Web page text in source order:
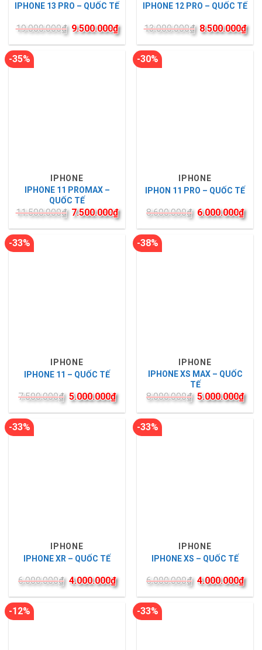
IPHONE 13 PRO – QUỐC TẾ
19.000.000₫ 9.500.000₫
IPHONE 12 PRO – QUỐC TẾ
13.000.000₫ 8.500.000₫
-35%
IPHONE
IPHONE 11 PROMAX –
QUỐC TẾ
11.500.000₫ 7.500.000₫
-30%
IPHONE
IPHON 11 PRO – QUỐC TẾ
8.600.000₫ 6.000.000₫
-33%
IPHONE
IPHONE 11 – QUỐC TẾ
7.500.000₫ 5.000.000₫
-38%
IPHONE
IPHONE XS MAX – QUỐC
TẾ
8.000.000₫ 5.000.000₫
-33%
IPHONE
IPHONE XR – QUỐC TẾ
6.000.000₫ 4.000.000₫
-33%
IPHONE
IPHONE XS – QUỐC TẾ
6.000.000₫ 4.000.000₫
-12% -33%